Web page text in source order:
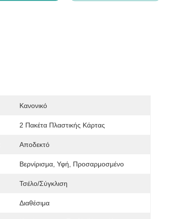
Κανονικό
2 Πακέτα Πλαστικής Κάρτας
Αποδεκτό
Βερνίρισμα, Υφή, Προσαρμοσμένο
Τσέλο/Σύγκλιση
Διαθέσιμα